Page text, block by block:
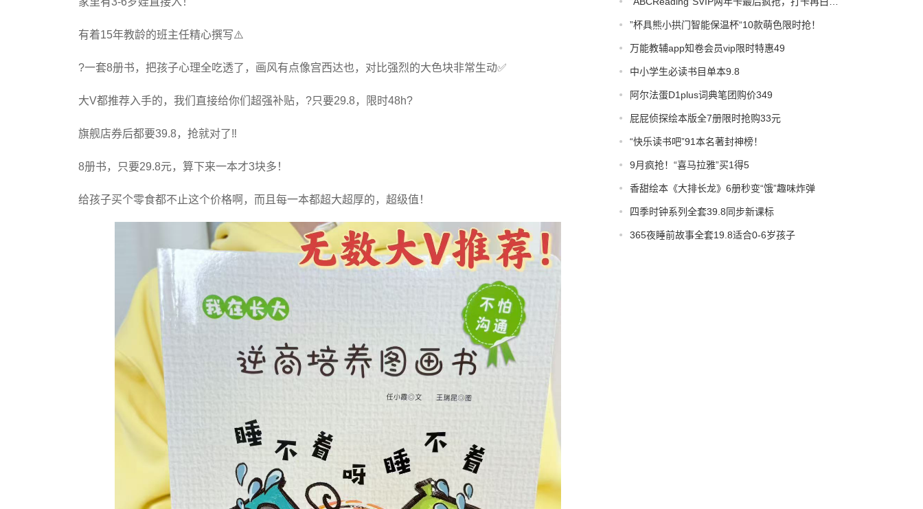
”杯具熊小拱门智能保温杯“10款萌色限时抢！
万能教辅app知卷会员vip限时特惠49
中小学生必读书目单本9.8
阿尔法蛋D1plus词典笔团购价349
屁屁侦探绘本版全7册限时抢购33元
“快乐读书吧”91本名著封神榜！
9月疯抢！“喜马拉雅”买1得5
香甜绘本《大排长龙》6册秒变“饿”趣味炸弹
四季时钟系列全套39.8同步新课标
365夜睡前故事全套19.8适合0-6岁孩子
有着15年教龄的班主任精心撰写⚠️
?一套8册书，把孩子心理全吃透了，画风有点像宫西达也，对比强烈的大色块非常生动✅
大V都推荐入手的，我们直接给你们超强补贴，?只要29.8，限时48h?
旗舰店券后都要39.8，抢就对了‼️
8册书，只要29.8元，算下来一本才3块多！
给孩子买个零食都不止这个价格啊，而且每一本都超大超厚的，超级值！